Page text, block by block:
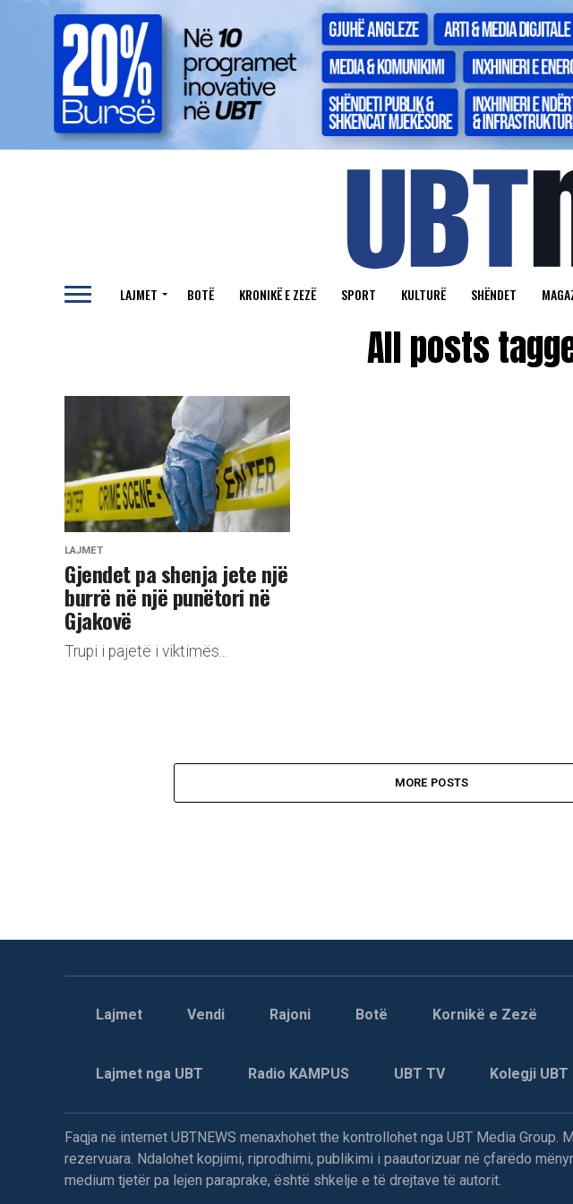
LAJMET BOTË KRONIKË E ZEZË SPORT KULTURË SHËNDET
All posts
LAJMET
​Gjendet pa shenja jete një
burrë në një punëtori në
Gjakovë
Trupi i pajetë i viktimës...
MORE POSTS
Lajmet Vendi Rajoni Botë Kornikë e Zezë
Lajmet nga UBT Radio KAMPUS UBT TV Kolegji UBT
Faqja në internet UBTNEWS menaxhohet the kontrollohet nga UBT Media
rezervuara. Ndalohet kopjimi, riprodhimi, publikimi i paautorizuar në çfarëdo
medium tjetër pa lejen paraprake, është shkelje e të drejtave të autorit.